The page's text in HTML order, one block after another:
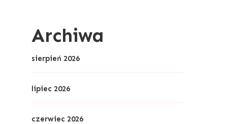
Archiwa
sierpień 2026
lipiec 2026
czerwiec 2026